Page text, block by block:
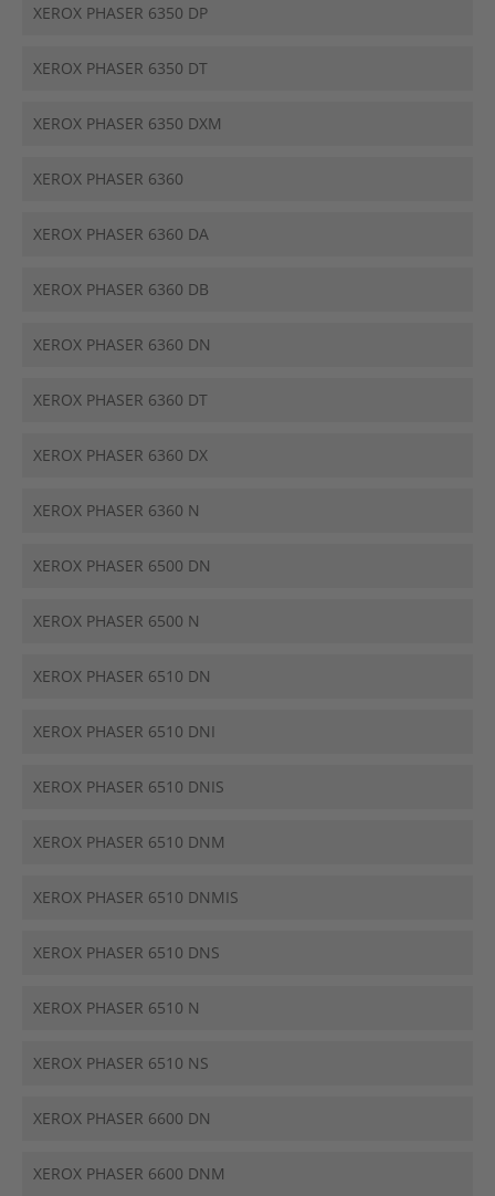
XEROX PHASER 6350 DP
XEROX PHASER 6350 DT
XEROX PHASER 6350 DXM
XEROX PHASER 6360
XEROX PHASER 6360 DA
XEROX PHASER 6360 DB
XEROX PHASER 6360 DN
XEROX PHASER 6360 DT
XEROX PHASER 6360 DX
XEROX PHASER 6360 N
XEROX PHASER 6500 DN
XEROX PHASER 6500 N
XEROX PHASER 6510 DN
XEROX PHASER 6510 DNI
XEROX PHASER 6510 DNIS
XEROX PHASER 6510 DNM
XEROX PHASER 6510 DNMIS
XEROX PHASER 6510 DNS
XEROX PHASER 6510 N
XEROX PHASER 6510 NS
XEROX PHASER 6600 DN
XEROX PHASER 6600 DNM